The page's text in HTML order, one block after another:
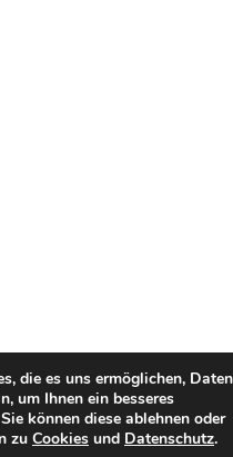
die es uns ermöglichen,
um Ihnen ein besseres
können diese ablehnen oder
zu Cookies und Datenschutz.